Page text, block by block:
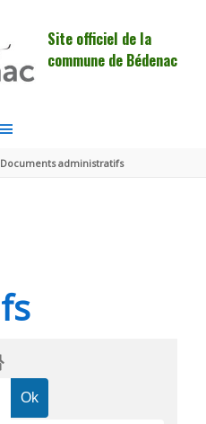
Site officiel de la
commune de Bédenac
Documents administratifs